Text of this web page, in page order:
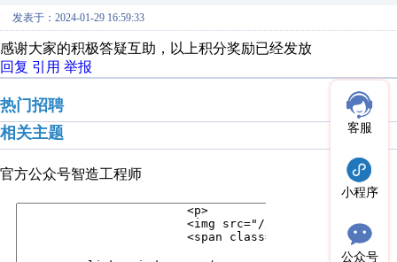
发表于：2024-01-29 16:59:33
感谢大家的积极答疑互助，以上积分奖励已经发放
回复 引用 举报
热门招聘
相关主题
官方公众号智造工程师
客服
小程序
公众号